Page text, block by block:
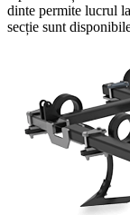
dinte permite lucrul
secție sunt